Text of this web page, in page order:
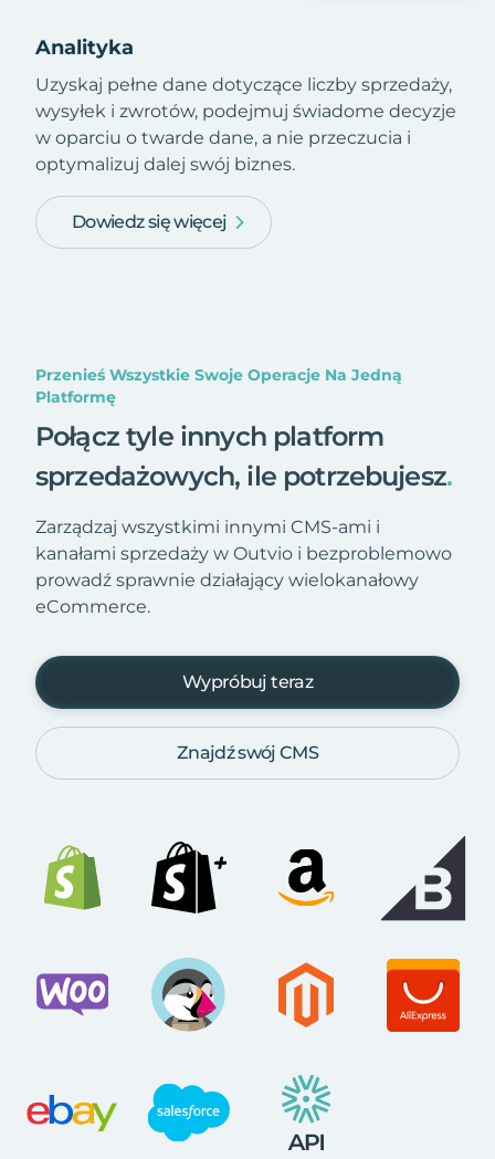
Analityka
Uzyskaj pełne dane dotyczące liczby sprzedaży,
wysyłek i zwrotów, podejmuj świadome decyzje
w oparciu o twarde dane, a nie przeczucia i
optymalizuj dalej swój biznes.
Dowiedz się więcej
Przenieś Wszystkie Swoje Operacje Na Jedną
Platformę
Połącz tyle innych platform
sprzedażowych, ile potrzebujesz.
Zarządzaj wszystkimi innymi CMS-ami i
kanałami sprzedaży w Outvio i bezproblemowo
prowadź sprawnie działający wielokanałowy
eCommerce.
Wypróbuj teraz
Znajdź swój CMS